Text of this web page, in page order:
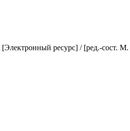
[Электронный ресурс] / [ред.-сост.